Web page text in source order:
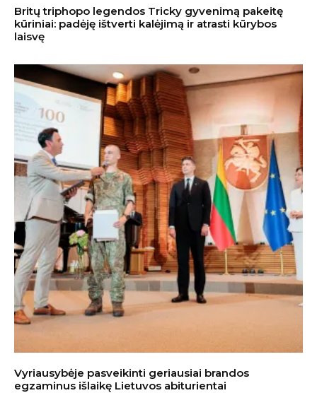
Britų triphopo legendos Tricky gyvenimą pakeitę
kūriniai: padėję ištverti kalėjimą ir atrasti kūrybos
laisvę
Vyriausybėje pasveikinti geriausiai brandos
egzaminus išlaikę Lietuvos abiturientai